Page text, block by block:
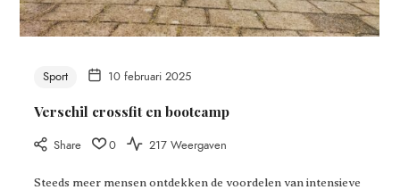
Sport 10 februari 2025
Verschil crossfit en bootcamp
Share 0 217 Weergaven
Steeds meer mensen ontdekken de voordelen van intensieve